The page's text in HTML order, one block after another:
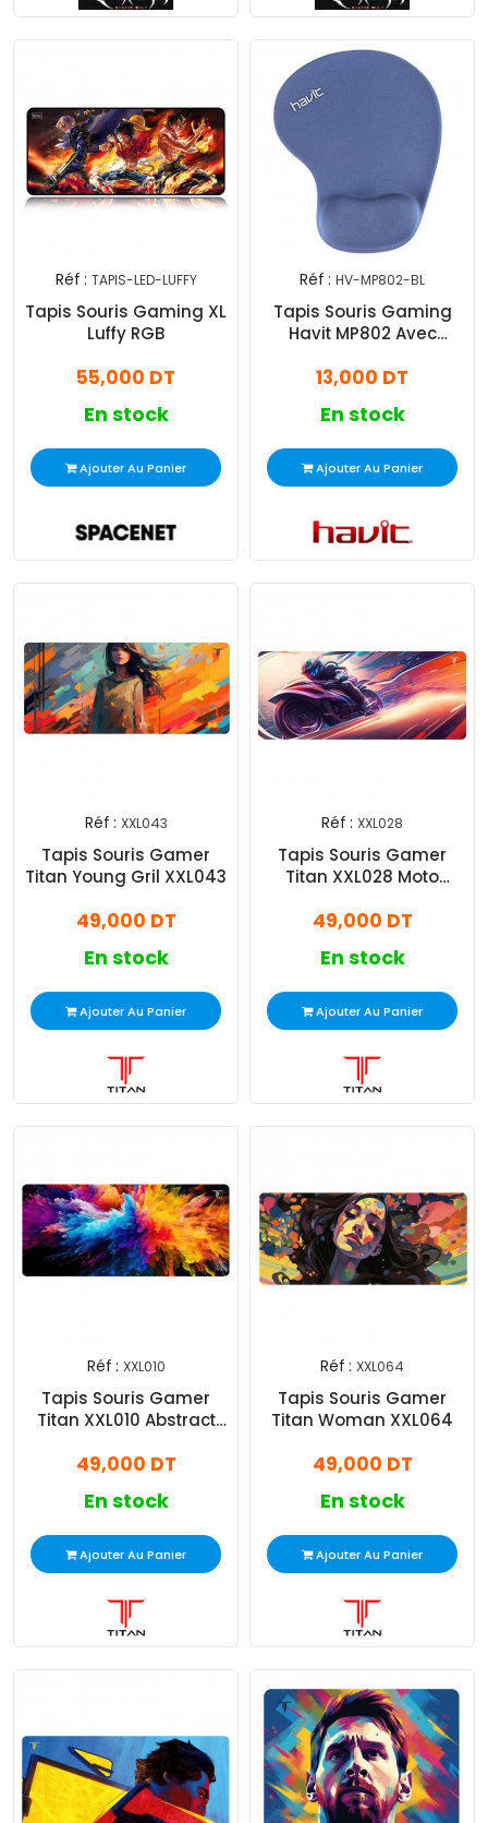
Réf : TAPIS-LED-LUFFY
Tapis Souris Gaming XL
Luffy RGB
55,000 DT
En stock
Ajouter Au Panier
Réf : HV-MP802-BL
Tapis Souris Gaming
Havit MP802 Avec
13,000 DT
En stock
Ajouter Au Panier
Réf : XXL043
Tapis Souris Gamer
Titan Young Gril XXL043
49,000 DT
En stock
Ajouter Au Panier
Réf : XXL028
Tapis Souris Gamer
Titan XXL028 Moto
49,000 DT
En stock
Ajouter Au Panier
Réf : XXL010
Tapis Souris Gamer
Titan XXL010 Abstract
49,000 DT
En stock
Ajouter Au Panier
Réf : XXL064
Tapis Souris Gamer
Titan Woman XXL064
49,000 DT
En stock
Ajouter Au Panier